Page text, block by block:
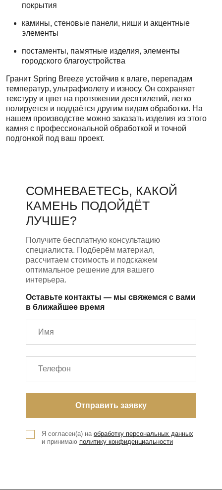
покрытия
камины, стеновые панели, ниши и акцентные
элементы
постаменты, памятные изделия, элементы
городского благоустройства
Гранит Spring Breeze устойчив к влаге, перепадам
температур, ультрафиолету и износу. Он сохраняет
текстуру и цвет на протяжении десятилетий, легко
полируется и поддаётся другим видам обработки. На
нашем производстве можно заказать изделия из этого
камня с профессиональной обработкой и точной
подгонкой под ваш проект.
СОМНЕВАЕТЕСЬ, КАКОЙ
КАМЕНЬ ПОДОЙДЁТ
ЛУЧШЕ?
Получите бесплатную консультацию
специалиста. Подберём материал,
рассчитаем стоимость и подскажем
оптимальное решение для вашего
интерьера.
Оставьте контакты — мы свяжемся с вами
в ближайшее время
Я согласен(а) на обработку персональных данных
и принимаю политику конфиденциальности